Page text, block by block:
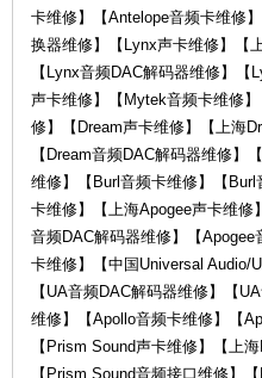
卡维修】【Antelope音频卡维修
换器维修】【Lynx声卡维修】【
【Lynx音频DAC解码器维修】
声卡维修】【Mytek音频卡维修
修】【Dream声卡维修】【上海
【Dream音频DAC解码器维修
维修】【Burl音频卡维修】【
卡维修】【上海Apogee声卡维修
音频DAC解码器维修】【
卡维修】【中国Universal Audio/
【UA音频DAC解码器维修】【
维修】【Apollo音频卡维修】【
【Prism Sound声卡维修】【上
【Prism Sound音频接口维修】